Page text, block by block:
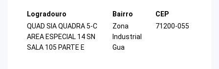
Logradouro
QUAD SIA QUADRA 5-C
AREA ESPECIAL 14 SN
SALA 105 PARTE E
Bairro
Zona
Industrial
Gua
CEP
71200-055